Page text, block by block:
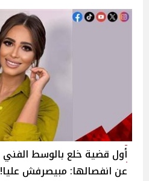
عن انفصالها: مبيصرفش عليا!